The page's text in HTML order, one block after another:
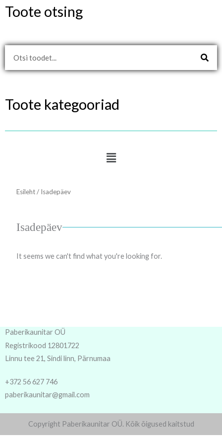
Toote otsing
Toote kategooriad
Menu
Esileht/ Isadepäev
Isadepäev
It seems we can't find what you're looking for.
Paberikaunitar OÜ
Registrikood 12801722
Linnu tee 21, Sindi linn, Pärnumaa
+372 56 627 746
paberikaunitar@gmail.com
Copyright Paberikaunitar OÜ. Kõik õigused kaitstud